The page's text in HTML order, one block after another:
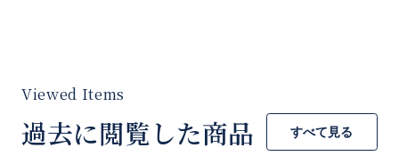
過去に閲覧した商品 すべて見る